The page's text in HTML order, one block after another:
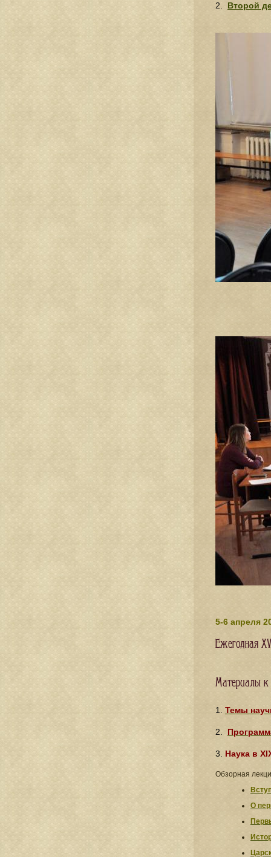
2. Второй
5-6 апреля
Ежегодная
Материалы к
1. Темы
2.
3. Наука в
Обзорная
О